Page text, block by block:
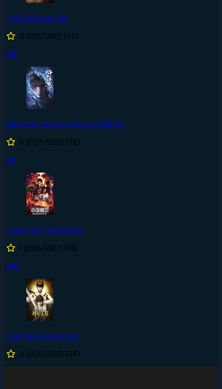
Thế Giới Hoàn Mỹ
0 (281/360) FHD
#8
Đấu Phá Thương Khung (Phần 5)
0 (207/500) FHD
#9
Thôn Phệ Tinh Không
1 (235/280) FHD
#10
Thần Ấn Vương Tọa
0 (208/208) FHD